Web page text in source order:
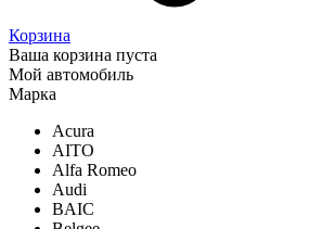
Корзина
Ваша корзина пуста
Мой автомобиль
Марка
Acura
AITO
Alfa Romeo
Audi
BAIC